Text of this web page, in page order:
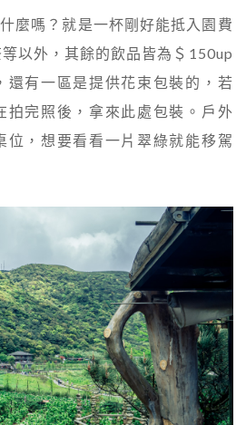
麼嗎？就是一杯剛好能抵入園費
以外，其餘的飲品皆為＄150up
還有一區是提供花束包裝的，若
拍完照後，拿來此處包裝。戶外
位，想要看看一片翠綠就能移駕